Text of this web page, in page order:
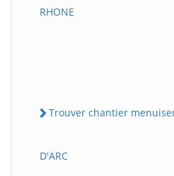
RHONE
Trouver chantier
D'ARC